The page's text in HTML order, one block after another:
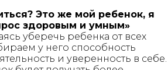
Это же мой ребенок, я
здоровым и умным»
уберечь ребенка от всех
у него способность
и уверенность в себе.